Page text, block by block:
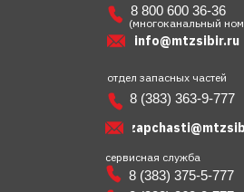
отдел запасных частей
сервисная служба
info@mtzsibir.ru
8 (383) 375-5-777
(многоканальный
8 800 600 36-36
8 (383) 363-9-777